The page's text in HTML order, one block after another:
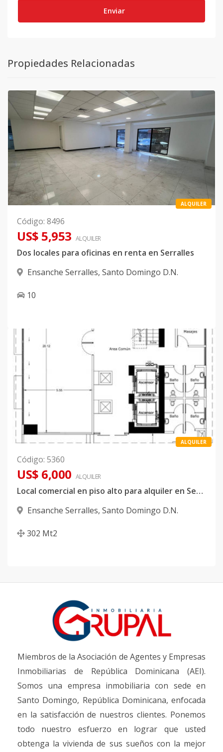
Enviar
Propiedades Relacionadas
ALQUILER
Código: 8496
US$ 5,953 ALQUILER
Dos locales para oficinas en renta en Serralles
Ensanche Serralles, Santo Domingo D.N.
10
ALQUILER
Código: 5360
US$ 6,000 ALQUILER
Local comercial en piso alto para alquiler en Serralles
Ensanche Serralles, Santo Domingo D.N.
302 Mt2
Miembros de la Asociación de Agentes y Empresas
Inmobiliarias de República Dominicana (AEI).
Somos una empresa inmobiliaria con sede en
Santo Domingo, República Dominicana, enfocada
en la satisfacción de nuestros clientes. Ponemos
todo nuestro esfuerzo en lograr que usted
obtenga la vivienda de sus sueños con la mejor